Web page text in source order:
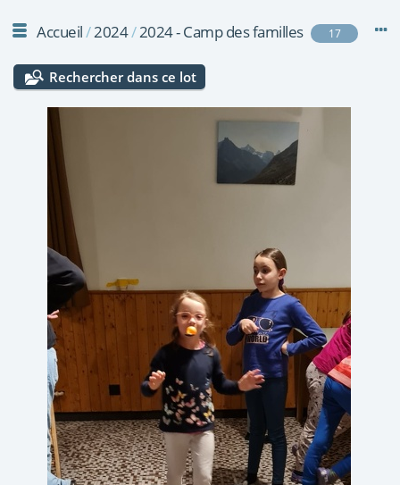
Accueil/2024/2024 - Camp des familles 17
Rechercher dans ce lot